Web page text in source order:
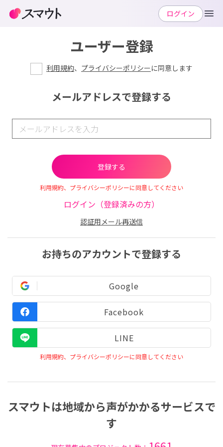
ユーザー登録
利用規約、 プライバシーポリシーに同意します
メールアドレスで登録する
利用規約、プライバシーポリシーに同意してください
ログイン（登録済みの方）
認証用メール再送信
お持ちのアカウントで登録する
Google
Facebook
LINE
利用規約、プライバシーポリシーに同意してください
スマウトは地域から声がかかるサービスで
す
ログイン